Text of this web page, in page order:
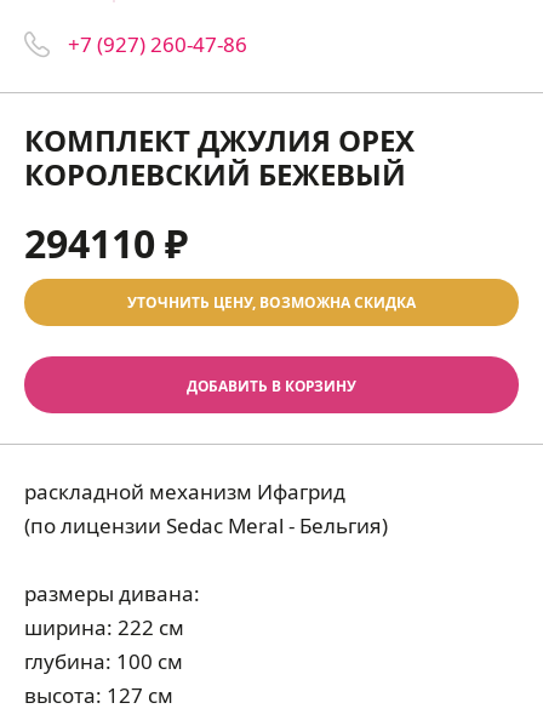
+7 (927) 260-47-86
КОМПЛЕКТ ДЖУЛИЯ ОРЕХ
КОРОЛЕВСКИЙ БЕЖЕВЫЙ
294110 ₽
УТОЧНИТЬ ЦЕНУ, ВОЗМОЖНА СКИДКА
ДОБАВИТЬ В КОРЗИНУ
раскладной механизм Ифагрид
(по лицензии Sedac Meral - Бельгия)
размеры дивана:
ширина: 222 см
глубина: 100 см
высота: 127 см